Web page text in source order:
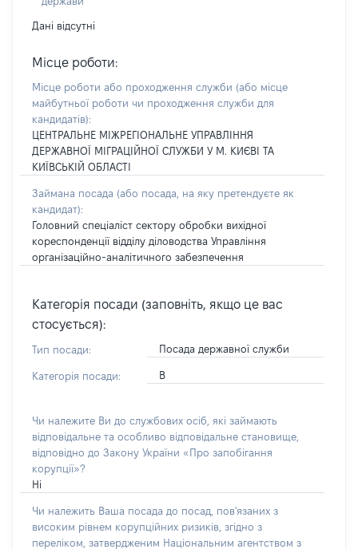
Дані відсутні
Місце роботи:
Місце роботи або проходження служби (або місце
майбутньої роботи чи проходження служби для
кандидатів):
ЦЕНТРАЛЬНЕ МІЖРЕГІОНАЛЬНЕ УПРАВЛІННЯ
ДЕРЖАВНОЇ МІГРАЦІЙНОЇ СЛУЖБИ У М. КИЄВІ ТА
КИЇВСЬКІЙ ОБЛАСТІ
Займана посада (або посада, на яку претендуєте як
кандидат):
Головний спеціаліст сектору обробки вихідної
кореспонденції відділу діловодства Управління
організаційно-аналітичного забезпечення
Категорія посади (заповніть, якщо це вас
стосується):
Тип посади: Посада державної служби
Категорія посади: В
Чи належите Ви до службових осіб, які займають
відповідальне та особливо відповідальне становище,
відповідно до Закону України «Про запобігання
корупції»?
Ні
Чи належить Ваша посада до посад, пов'язаних з
високим рівнем корупційних ризиків, згідно з
переліком, затвердженим Національним агентством з